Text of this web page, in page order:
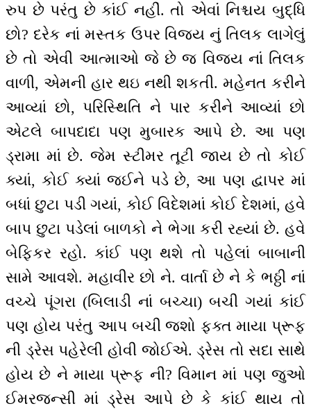
રુપ છે પરંતુ છે કાંઈ નહીં. તો એવાં નિશ્ચય બુદ્ધિ
છો? દરેક નાં મસ્તક ઉપર વિજય નું તિલક લાગેલું
છે તો એવી આત્માઓ જે છે જ વિજય નાં તિલક
વાળી, એમની હાર થઇ નથી શકતી. મહેનત કરીને
આવ્યાં છો, પરિસ્થિતિ ને પાર કરીને આવ્યાં છો
એટલે બાપદાદા પણ મુબારક આપે છે. આ પણ
ડ્રામા માં છે. જેમ સ્ટીમર તૂટી જાય છે તો કોઈ
ક્યાં, કોઈ ક્યાં જઈને પડે છે, આ પણ દ્વાપર માં
બધાં છુટા પડી ગયાં, કોઈ વિદેશમાં કોઈ દેશમાં, હવે
બાપ છુટા પડેલાં બાળકો ને ભેગા કરી રહ્યાં છે. હવે
બેફિકર રહો. કાંઈ પણ થશે તો પહેલાં બાબાની
સામે આવશે. મહાવીર છો ને. વાર્તા છે ને કે ભઠ્ઠી નાં
વચ્ચે પૂંગરા (બિલાડી નાં બચ્ચા) બચી ગયાં કાંઈ
પણ હોય પરંતુ આપ બચી જશો ફક્ત માયા પ્રૂફ
ની ડ્રેસ પહેરેલી હોવી જોઈએ. ડ્રેસ તો સદા સાથે
હોય છે ને માયા પ્રૂફ ની? વિમાન માં પણ જુઓ
ઈમરજન્સી માં ડ્રેસ આપે છે કે કાંઈ થાય તો